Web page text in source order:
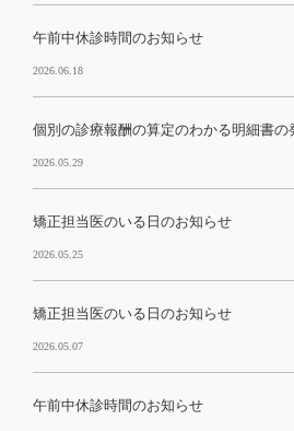
午前中休診時間のお知らせ
2026.06.18
個別の診療報酬の算定のわかる明細書の
2026.05.29
矯正担当医のいる日のお知らせ
2026.05.25
矯正担当医のいる日のお知らせ
2026.05.07
午前中休診時間のお知らせ